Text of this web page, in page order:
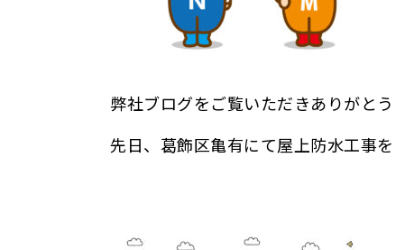
弊社ブログをご覧いただきありがとう
先日、葛飾区亀有にて屋上防水工事